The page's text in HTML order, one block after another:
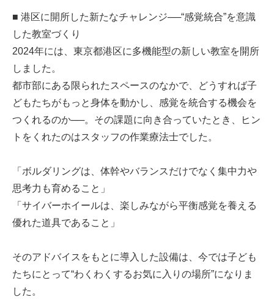
■ 港区に開所した新たなチャレンジ──“感覚統合”を意識
した教室づくり
2024年には、東京都港区に多機能型の新しい教室を開所
しました。
都市部にある限られたスペースのなかで、どうすれば子
どもたちがもっと身体を動かし、感覚を統合する機会を
つくれるのか──。その課題に向き合っていたとき、ヒン
トをくれたのはスタッフの作業療法士でした。
「ボルダリングは、体幹やバランスだけでなく集中力や
思考力も育めること」
「サイバーホイールは、楽しみながら平衡感覚を養える
優れた道具であること」
そのアドバイスをもとに導入した設備は、今では子ども
たちにとって“わくわくするお気に入りの場所”になりま
した。